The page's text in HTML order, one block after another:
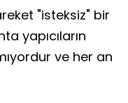
"isteksiz" bir
yapıcıların
ve her an